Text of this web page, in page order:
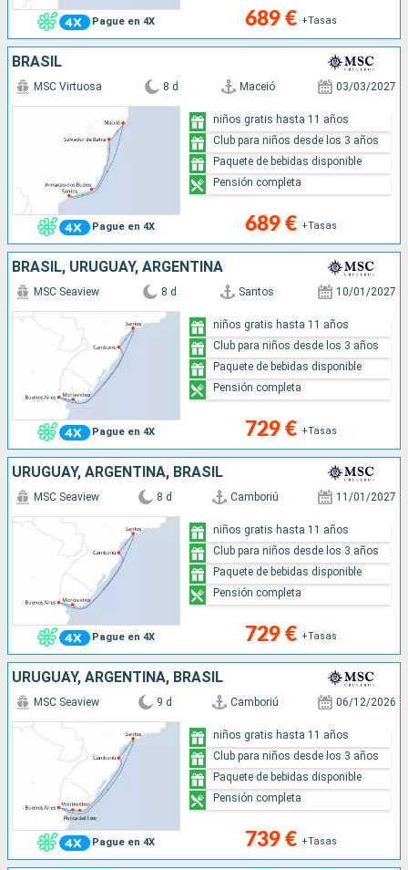
Pague en 4X 689 € +Tasas
BRASIL
Pague en 4X
MSC Virtuosa 8 d Maceió 03/03/2027
689 € +Tasas
niños gratis hasta 11 años
Club para niños desde los 3 años
Paquete de bebidas disponible
Pensión completa
BRASIL, URUGUAY, ARGENTINA
Pague en 4X
MSC Seaview 8 d Santos 10/01/2027
729 € +Tasas
niños gratis hasta 11 años
Club para niños desde los 3 años
Paquete de bebidas disponible
Pensión completa
URUGUAY, ARGENTINA, BRASIL
Pague en 4X
MSC Seaview 8 d Camboriú 11/01/2027
729 € +Tasas
niños gratis hasta 11 años
Club para niños desde los 3 años
Paquete de bebidas disponible
Pensión completa
URUGUAY, ARGENTINA, BRASIL
Pague en 4X
MSC Seaview 9 d Camboriú 06/12/2026
739 € +Tasas
niños gratis hasta 11 años
Club para niños desde los 3 años
Paquete de bebidas disponible
Pensión completa